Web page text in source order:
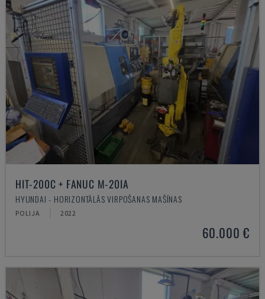
HIT-200C + FANUC M-20IA
HYUNDAI - HORIZONTĀLĀS VIRPOŠANAS MAŠĪNAS
POLIJA 2022
60.000 €